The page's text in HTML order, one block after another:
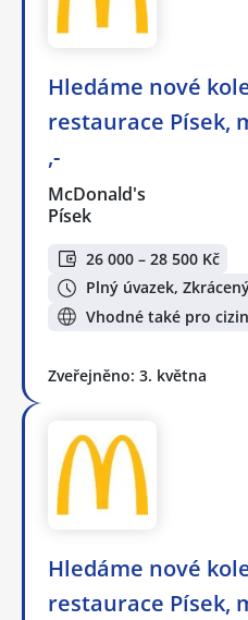
Hledáme nové
restaurace Písek,
,-
McDonald's
Písek
26 000 – 28 500 Kč
Plný úvazek,
Vhodné také pro
Zveřejněno: 3. května
Hledáme nové
restaurace Písek,